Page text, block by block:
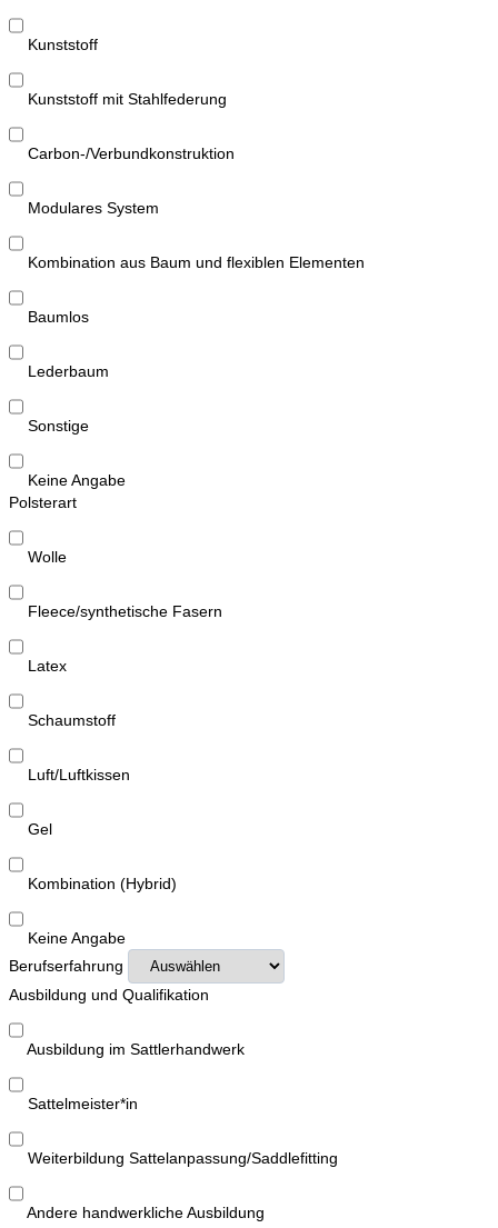
Kunststoff
Kunststoff mit Stahlfederung
Carbon-/Verbundkonstruktion
Modulares System
Kombination aus Baum und flexiblen Elementen
Baumlos
Lederbaum
Sonstige
Keine Angabe
Polsterart
Wolle
Fleece/synthetische Fasern
Latex
Schaumstoff
Luft/Luftkissen
Gel
Kombination (Hybrid)
Keine Angabe
Berufserfahrung
Ausbildung und Qualifikation
Ausbildung im Sattlerhandwerk
Sattelmeister*in
Weiterbildung Sattelanpassung/Saddlefitting
Andere handwerkliche Ausbildung